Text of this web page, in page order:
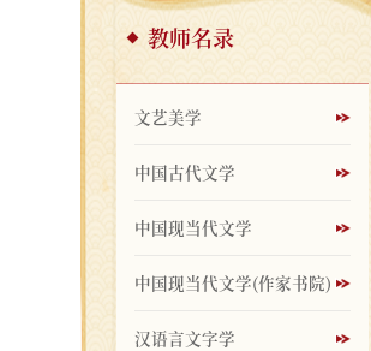
教师名录
文艺美学
中国古代文学
中国现当代文学
中国现当代文学(作家书院)
汉语言文字学